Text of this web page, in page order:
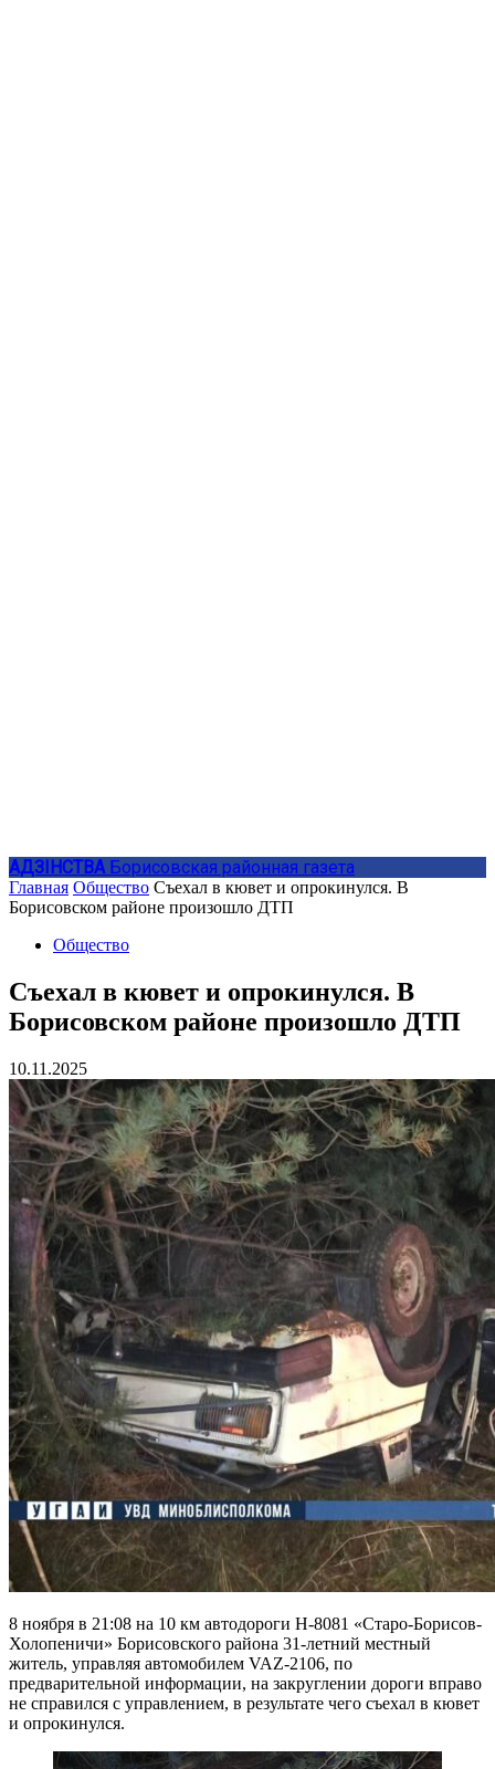
АДЗIНСТВА Борисовская районная газета
Главная Общество Съехал в кювет и опрокинулся. В
Борисовском районе произошло ДТП
Общество
Съехал в кювет и опрокинулся. В
Борисовском районе произошло ДТП
10.11.2025
8 ноября в 21:08 на 10 км автодороги Н-8081 «Старо-Борисов-
Холопеничи» Борисовского района 31-летний местный
житель, управляя автомобилем VAZ-2106, по
предварительной информации, на закруглении дороги вправо
не справился с управлением, в результате чего съехал в кювет
и опрокинулся.